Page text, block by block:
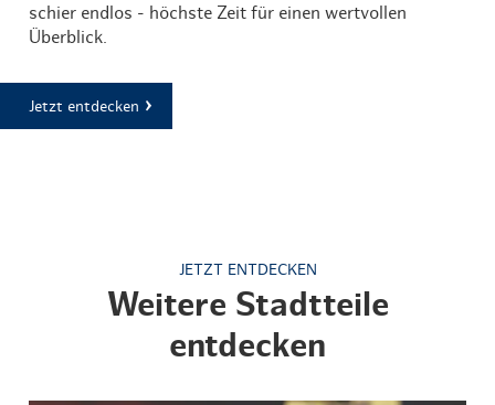
schier endlos - höchste Zeit für einen wertvollen
Überblick.
Jetzt entdecken
JETZT ENTDECKEN
Weitere Stadtteile
entdecken